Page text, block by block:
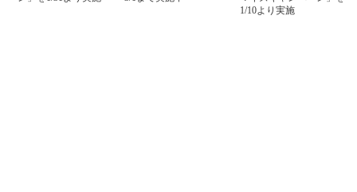
1/10より実施